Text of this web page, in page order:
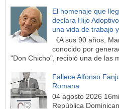
El homenaje que
declara Hijo
una vida de trabajo
《A sus 90 años,
conocido por
"Don Chicho", recibió una de las
Fallece Alfonso
Romana
04 agosto 2026
República